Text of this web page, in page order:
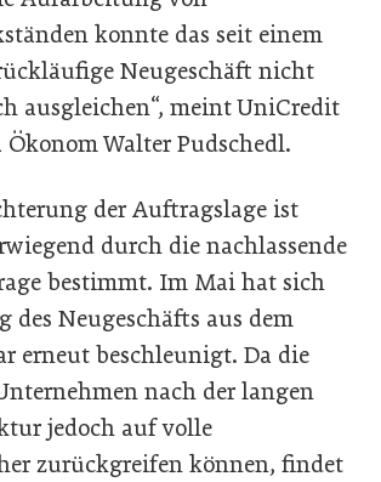
konnte das seit einem
Neugeschäft nicht
ausgleichen“, meint UniCredit
Walter Pudschedl.
der Auftragslage ist
durch die nachlassende
bestimmt. Im Mai hat sich
des Neugeschäfts aus dem
erneut beschleunigt. Da die
nach der langen
jedoch auf volle
zurückgreifen können, findet